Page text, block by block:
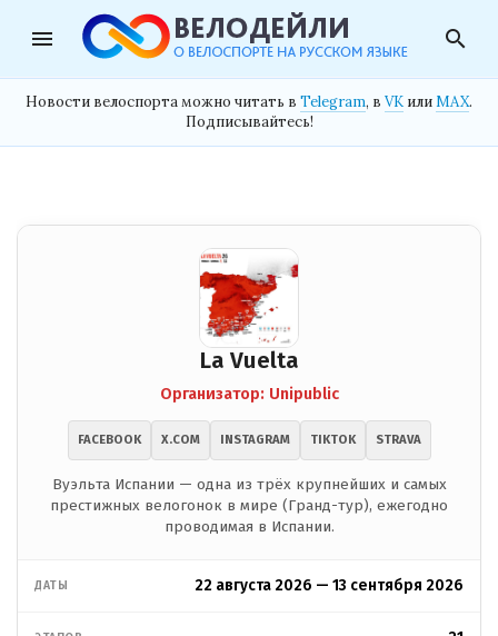
menu search
Новости велоспорта можно читать в Telegram, в VK илиMAX.
Подписывайтесь!
La Vuelta
Организатор: Unipublic
FACEBOOK X.COM INSTAGRAM TIKTOK STRAVA
Вуэльта Испании — одна из трёх крупнейших и самых
престижных велогонок в мире (Гранд-тур), ежегодно
проводимая в Испании.
ДАТЫ 22 августа 2026 — 13 сентября 2026